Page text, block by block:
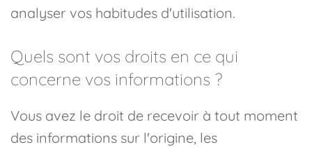
analyser vos habitudes d'utilisation.
Quels sont vos droits en ce qui
concerne vos informations ?
Vous avez le droit de recevoir à tout moment
des informations sur l'origine, les